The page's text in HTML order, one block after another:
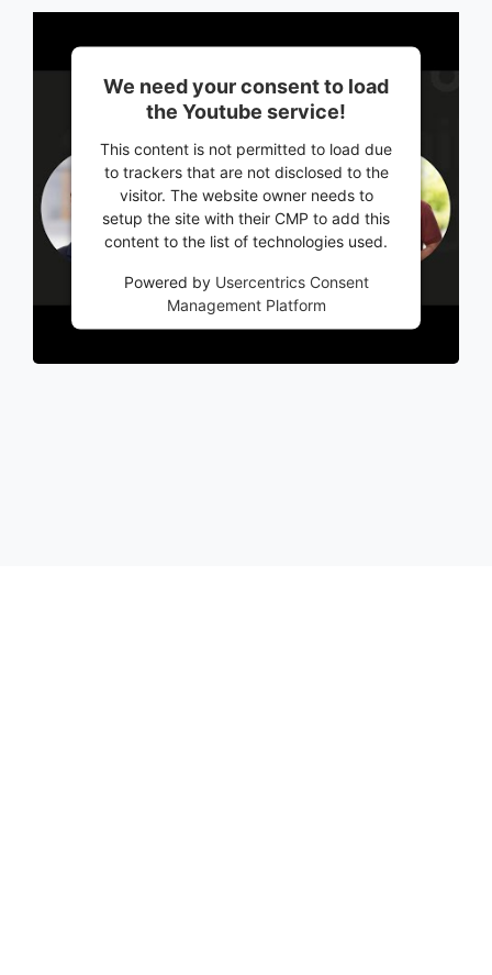
We need your consent to load
the Youtube service!
This content is not permitted to load due
to trackers that are not disclosed to the
visitor. The website owner needs to
setup the site with their CMP to add this
content to the list of technologies used.
Powered by Usercentrics Consent
Management Platform